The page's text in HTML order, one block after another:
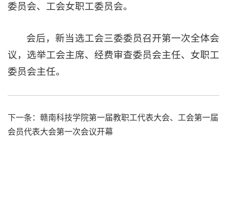
委员会、工会女职工委员会。
会后，新当选工会三委委员召开第一次全体会
议，选举工会主席、经费审查委员会主任、女职工
委员会主任。
下一条： 赣南科技学院第一届教职工代表大会、工会第一届
会员代表大会第一次会议开幕